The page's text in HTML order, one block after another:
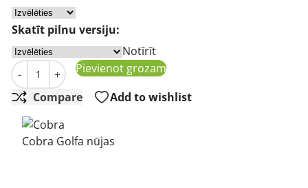
Skatīt pilnu versiju:
Notīrīt
-
Cobra Air-X gludekļi grafīta golfa gludekļi ar hibrīdu
+
Pievienot grozam
Compare
Add to wishlist
Cobra Golfa nūjas